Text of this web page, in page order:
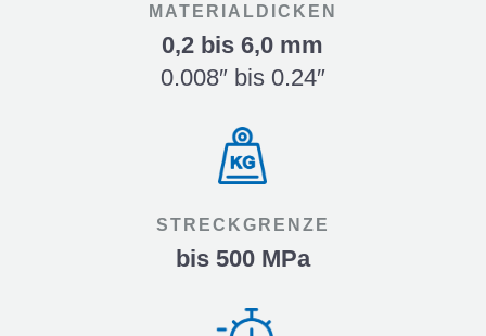
MATERIALDICKEN
0,2 bis 6,0 mm
0.008″ bis 0.24″
STRECKGRENZE
bis 500 MPa